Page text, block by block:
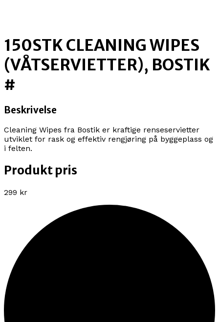
150STK CLEANING WIPES
(VÅTSERVIETTER), BOSTIK
#
Beskrivelse
Cleaning Wipes fra Bostik er kraftige renseservietter
utviklet for rask og effektiv rengjøring på byggeplass og
i felten.
Produkt pris
299 kr